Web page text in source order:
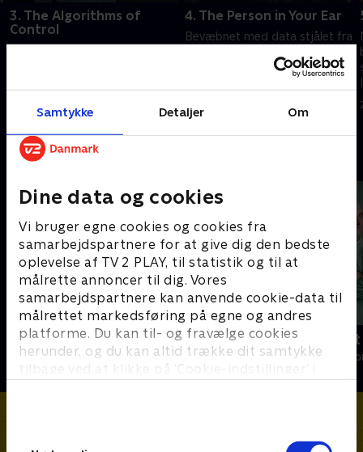
Samtykke Detaljer Om
Dine data og cookies
Vi bruger egne cookies og cookies fra
samarbejdspartnere for at give dig den bedste
oplevelse af TV 2 PLAY, til statistik og til at
målrette annoncer til dig. Vores
samarbejdspartnere kan anvende cookie-data til
målrettet markedsføring på egne og andres
platforme. Du kan til- og fravælge cookies
herunder, og du kan altid trække dit samtykke
tilbage ved at klikke på ’Cookie-indstillinger’ i
3. The Algorithms of
Control
venskabet med Valence blev til.
7. april 2023 • 54 min
4. The Person in Your Ear
Bevæbnet med data stjålet fra
sandheden bag Valences
Andre så også
Happy fucking Pride
Drama • 1 sæsoner
Fake Patient
Drama • 1